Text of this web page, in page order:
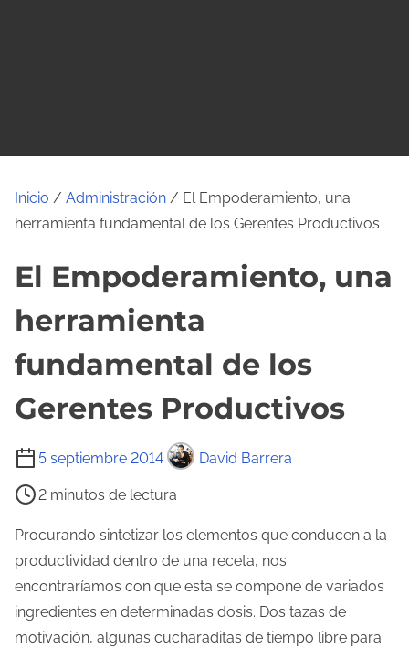
Inicio / Administración / El Empoderamiento, una
herramienta fundamental de los Gerentes Productivos
El Empoderamiento, una
herramienta
fundamental de los
Gerentes Productivos
5 septiembre 2014 David Barrera
T
e
m
p
o
d
e
2 minutos de lectura
Procurando sintetizar los elementos que conducen a la
productividad dentro de una receta, nos
encontraríamos con que esta se compone de variados
ingredientes en determinadas dosis. Dos tazas de
motivación, algunas cucharaditas de tiempo libre para